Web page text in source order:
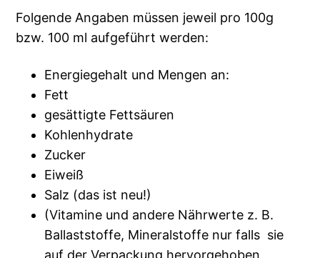
Folgende Angaben müssen jeweil pro 100g
bzw. 100 ml aufgeführt werden:
Energiegehalt und Mengen an:
Fett
gesättigte Fettsäuren
Kohlenhydrate
Zucker
Eiweiß
Salz (das ist neu!)
(Vitamine und andere Nährwerte z. B.
Ballaststoffe, Mineralstoffe nur falls sie
auf der Verpackung hervorgehoben